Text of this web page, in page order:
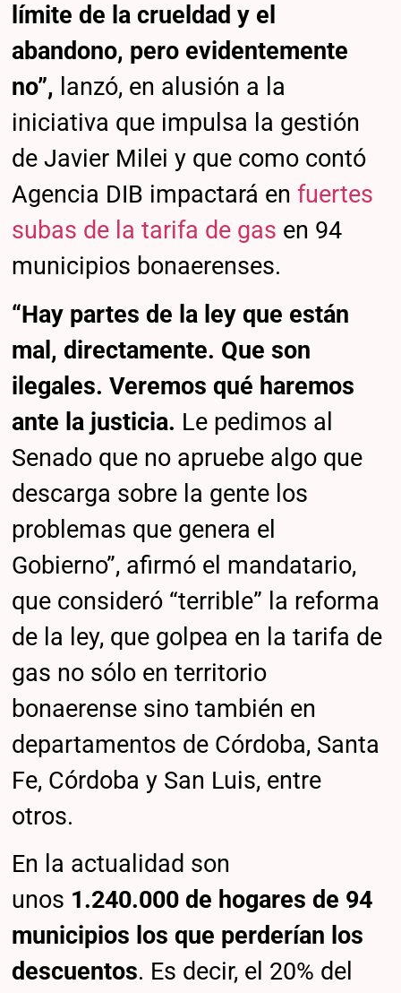
límite de la crueldad y el
abandono, pero evidentemente
no”, lanzó, en alusión a la
iniciativa que impulsa la gestión
de Javier Milei y que como contó
Agencia DIB impactará enfuertes
subas de la tarifa de gas en 94
municipios bonaerenses.
“Hay partes de la ley que están
mal, directamente. Que son
ilegales. Veremos qué haremos
ante la justicia. Le pedimos al
Senado que no apruebe algo que
descarga sobre la gente los
problemas que genera el
Gobierno”, afirmó el mandatario,
que consideró “terrible” la reforma
de la ley, que golpea en la tarifa de
gas no sólo en territorio
bonaerense sino también en
departamentos de Córdoba, Santa
Fe, Córdoba y San Luis, entre
otros.
En la actualidad son
unos 1.240.000 de hogares de 94
municipios los que perderían los
descuentos. Es decir, el 20% del